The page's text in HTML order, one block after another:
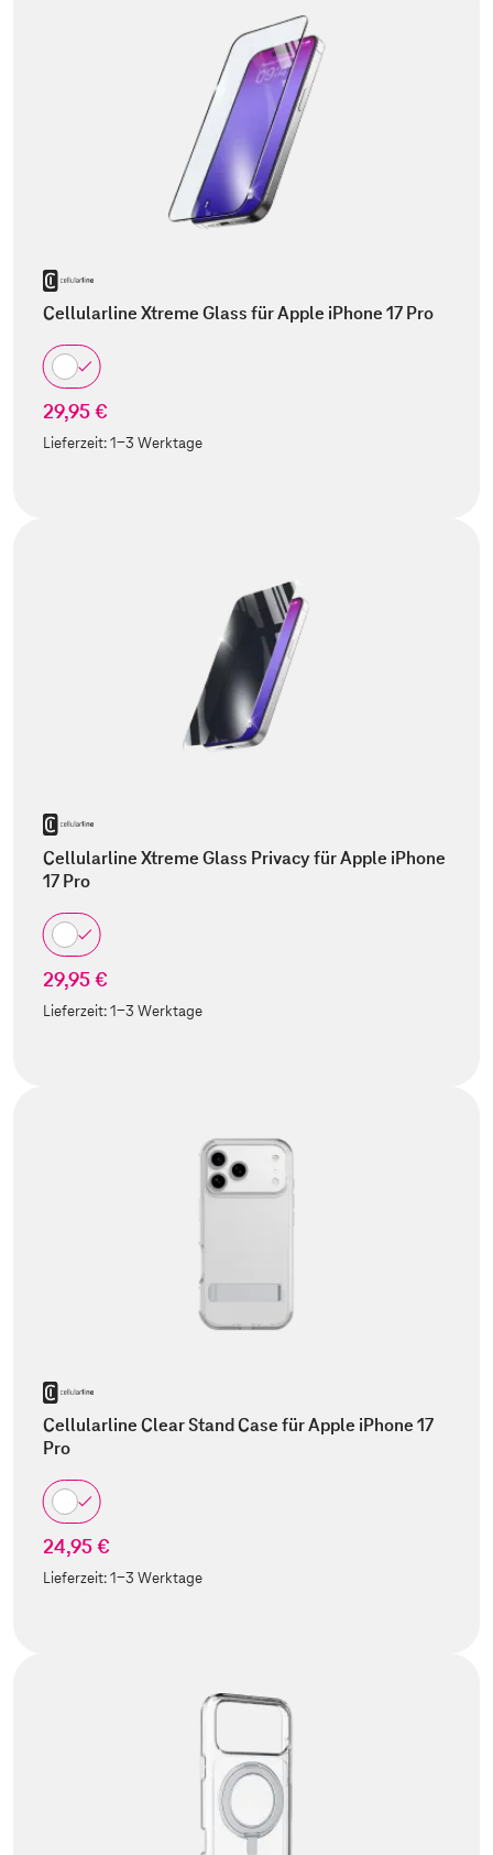
Cellularline Xtreme Glass für Apple iPhone 17 Pro
29,95 €
Lieferzeit:1-3 Werktage
Cellularline Xtreme Glass Privacy für Apple iPhone
17 Pro
29,95 €
Lieferzeit:1-3 Werktage
Cellularline Clear Stand Case für Apple iPhone 17
Pro
24,95 €
Lieferzeit:1-3 Werktage